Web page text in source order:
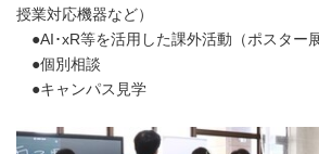
授業対応機器など）
●AI･xR等を活用した課外活動（ポスター展
●個別相談
●キャンパス見学